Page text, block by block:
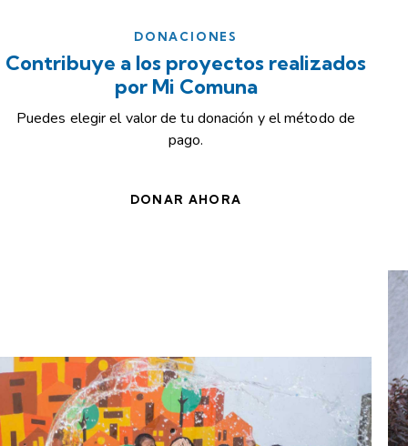
DONACIONES
Contribuye a los proyectos realizados
por Mi Comuna
Puedes elegir el valor de tu donación y el método de
pago.
DONAR AHORA